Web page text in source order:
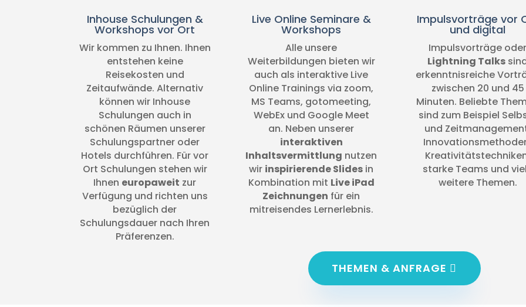
Inhouse Schulungen &
Workshops vor Ort
Wir kommen zu Ihnen. Ihnen
entstehen keine
Reisekosten und
Zeitaufwände. Alternativ
können wir Inhouse
Schulungen auch in
schönen Räumen unserer
Schulungspartner oder
Hotels durchführen. Für vor
Ort Schulungen stehen wir
Ihnen europaweit zur
Verfügung und richten uns
bezüglich der
Schulungsdauer nach Ihren
Präferenzen.
Live Online Seminare &
Workshops
Alle unsere
Weiterbildungen bieten wir
auch als interaktive Live
Online Trainings via zoom,
MS Teams, gotomeeting,
WebEx und Google Meet
an. Neben unserer
interaktiven
Inhaltsvermittlung nutzen
wir inspirierende Slides in
Kombination mit Live iPad
Zeichnungen für ein
mitreisendes Lernerlebnis.
Impulsvorträge vor
und digital
Impulsvorträge oder
Lightning Talks
erkenntnisreiche
zwischen 20 und 45
Minuten. Beliebte
sind zum Beispiel
und
starke Teams und
weitere Themen.
THEMEN & ANFRAGE